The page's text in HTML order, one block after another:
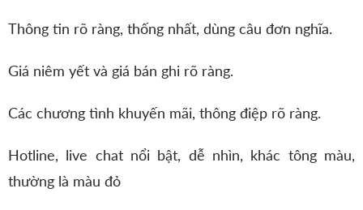
Thông tin rõ ràng, thống nhất, dùng câu đơn nghĩa.
Giá niêm yết và giá bán ghi rõ ràng.
Các chương tình khuyến mãi, thông điệp rõ ràng.
Hotline, live chat nổi bật, dễ nhìn, khác tông màu,
thường là màu đỏ